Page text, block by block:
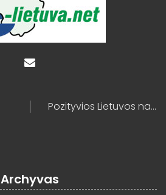
Pozityvios Lietuvos naujienos
Archyvas